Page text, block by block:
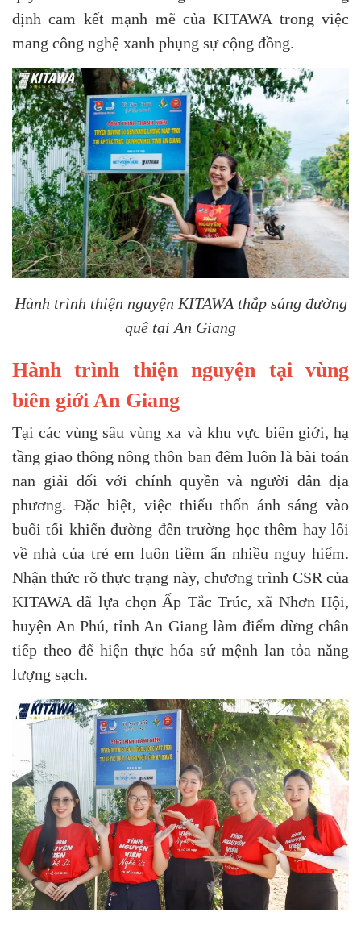
định cam kết mạnh mẽ của KITAWA trong việc
mang công nghệ xanh phụng sự cộng đồng.
Hành trình thiện nguyện KITAWA thắp sáng đường
quê tại An Giang
Hành trình thiện nguyện tại vùng
biên giới An Giang
Tại các vùng sâu vùng xa và khu vực biên giới, hạ
tầng giao thông nông thôn ban đêm luôn là bài toán
nan giải đối với chính quyền và người dân địa
phương. Đặc biệt, việc thiếu thốn ánh sáng vào
buổi tối khiến đường đến trường học thêm hay lối
về nhà của trẻ em luôn tiềm ẩn nhiều nguy hiểm.
Nhận thức rõ thực trạng này, chương trình CSR của
KITAWA đã lựa chọn Ấp Tắc Trúc, xã Nhơn Hội,
huyện An Phú, tỉnh An Giang làm điểm dừng chân
tiếp theo để hiện thực hóa sứ mệnh lan tỏa năng
lượng sạch.